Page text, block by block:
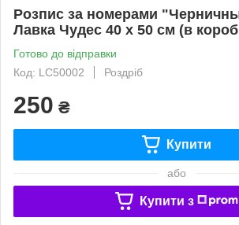
Розпис за номерами
Лавка Чудес 40 x 50 см (в
Готово до відправки
Код: LC50002
Роздріб
250 ₴
Купити
або
Купити з